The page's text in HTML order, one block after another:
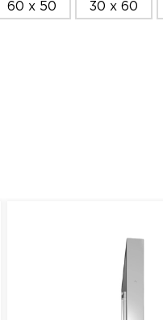
60 x 50 30 x 60